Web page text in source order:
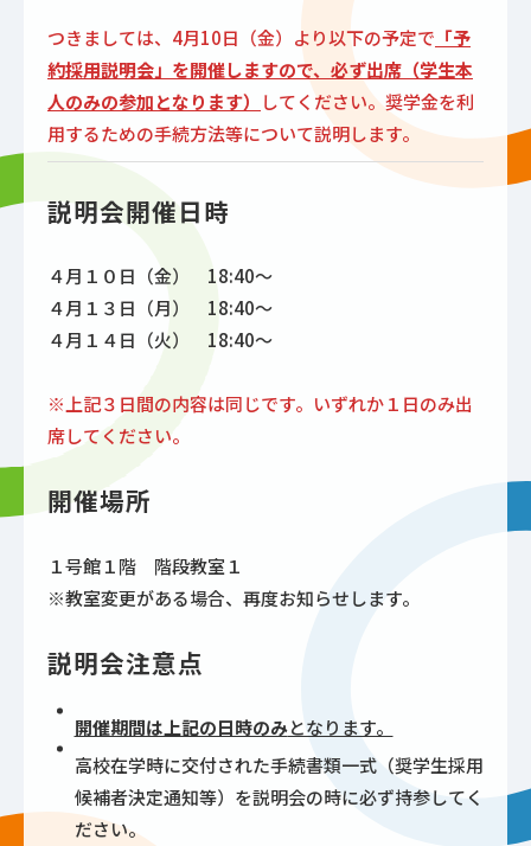
つきましては、4月10日（金）より以下の予定で 「予
約採用説明会」を開催しますので、必ず出席（学生本
人のみの参加となります）
してください。奨学金を利
用するための手続方法等について説明します。
説明会開催日時
４月１０日（金） 18:40～
４月１３日（月） 18:40～
４月１４日（火） 18:40～
※上記３日間の内容は同じです。いずれか１日のみ出
席してください。
開催場所
１号館１階 階段教室１
※教室変更がある場合、再度お知らせします。
説明会注意点
開催期間は上記の日時のみとなります。
高校在学時に交付された手続書類一式（奨学生採用
候補者決定通知等）を説明会の時に必ず持参してく
ださい。